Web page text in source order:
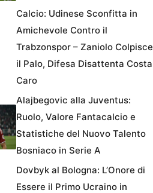
Calcio: Udinese Sconfitta in
Amichevole Contro il
Trabzonspor – Zaniolo Colpisce
il Palo, Difesa Disattenta Costa
Caro
Alajbegovic alla Juventus:
Ruolo, Valore Fantacalcio e
Statistiche del Nuovo Talento
Bosniaco in Serie A
Dovbyk al Bologna: L’Onore di
Essere il Primo Ucraino in